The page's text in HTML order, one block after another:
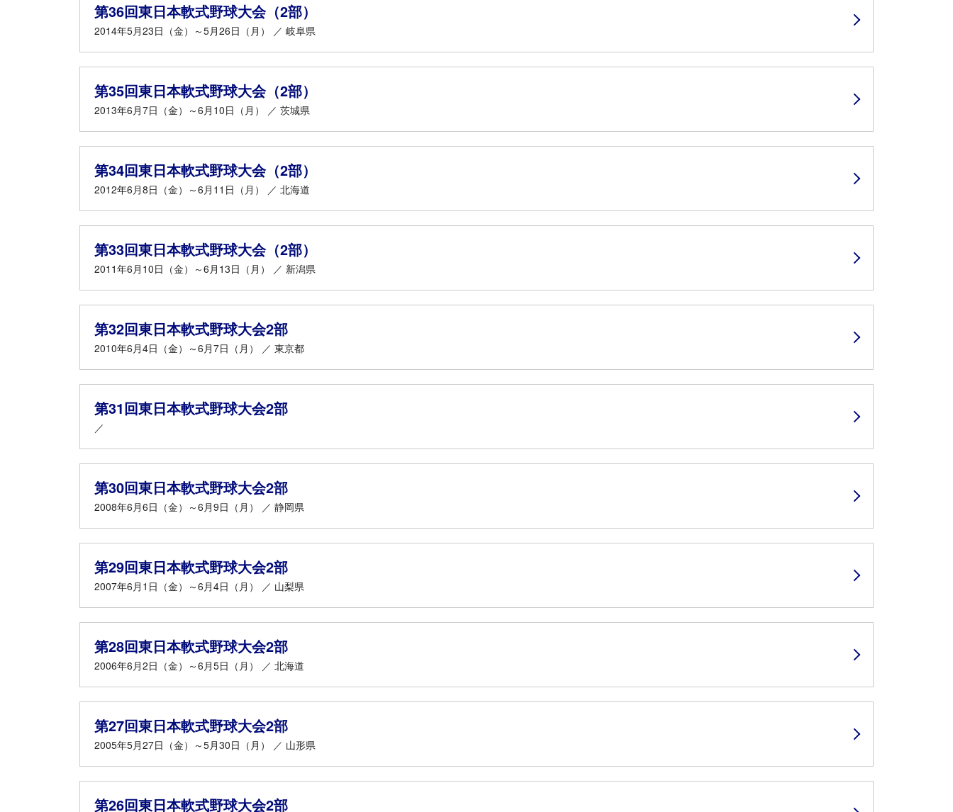
第36回東日本軟式野球大会（2部）
2014年5月23日（金）～5月26日（月） ／ 岐阜県
第35回東日本軟式野球大会（2部）
2013年6月7日（金）～6月10日（月） ／ 茨城県
第34回東日本軟式野球大会（2部）
2012年6月8日（金）～6月11日（月） ／ 北海道
第33回東日本軟式野球大会（2部）
2011年6月10日（金）～6月13日（月） ／ 新潟県
第32回東日本軟式野球大会2部
2010年6月4日（金）～6月7日（月） ／ 東京都
第31回東日本軟式野球大会2部
／
第30回東日本軟式野球大会2部
2008年6月6日（金）～6月9日（月） ／ 静岡県
第29回東日本軟式野球大会2部
2007年6月1日（金）～6月4日（月） ／ 山梨県
第28回東日本軟式野球大会2部
2006年6月2日（金）～6月5日（月） ／ 北海道
第27回東日本軟式野球大会2部
2005年5月27日（金）～5月30日（月） ／ 山形県
第26回東日本軟式野球大会2部